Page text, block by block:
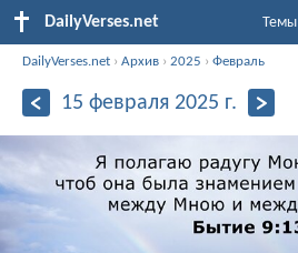
DailyVerses.net Темы
DailyVerses.net ›Архив ›2025 ›Февраль
15 февраля 2025 г.